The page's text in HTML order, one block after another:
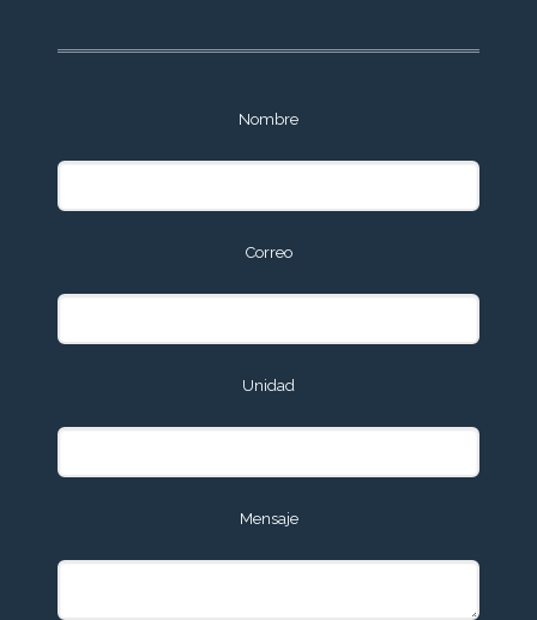
Nombre
Correo
Unidad
Mensaje